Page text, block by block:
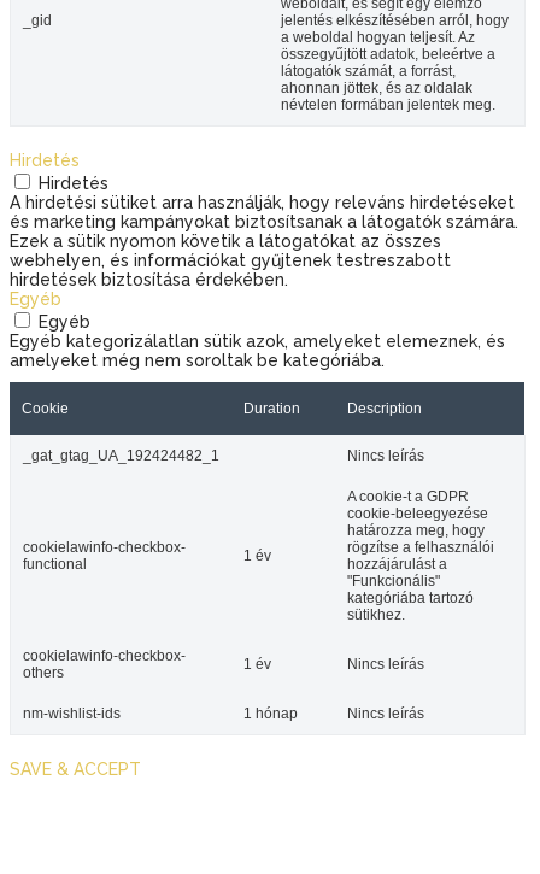
_gid
weboldalt, és segít egy elemző
jelentés elkészítésében arról, hogy
a weboldal hogyan teljesít. Az
összegyűjtött adatok, beleértve a
látogatók számát, a forrást,
ahonnan jöttek, és az oldalak
névtelen formában jelentek meg.
Hirdetés
Hirdetés
A hirdetési sütiket arra használják, hogy releváns hirdetéseket
és marketing kampányokat biztosítsanak a látogatók számára.
Ezek a sütik nyomon követik a látogatókat az összes
webhelyen, és információkat gyűjtenek testreszabott
hirdetések biztosítása érdekében.
Egyéb
Egyéb
Egyéb kategorizálatlan sütik azok, amelyeket elemeznek, és
amelyeket még nem soroltak be kategóriába.
Cookie Duration Description
_gat_gtag_UA_192424482_1 Nincs leírás
cookielawinfo-checkbox-
functional
1 év
A cookie-t a GDPR
cookie-beleegyezése
határozza meg, hogy
rögzítse a felhasználói
hozzájárulást a
"Funkcionális"
kategóriába tartozó
sütikhez.
cookielawinfo-checkbox-
others
1 év Nincs leírás
nm-wishlist-ids 1 hónap Nincs leírás
SAVE & ACCEPT